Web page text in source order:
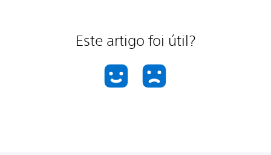
Este artigo foi útil?